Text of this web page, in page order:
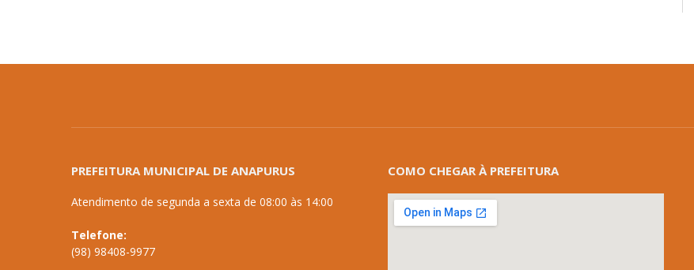
PREFEITURA MUNICIPAL DE ANAPURUS
Atendimento de segunda a sexta de 08:00 às 14:00
Telefone:
(98) 98408-9977
COMO CHEGAR À PREFEITURA